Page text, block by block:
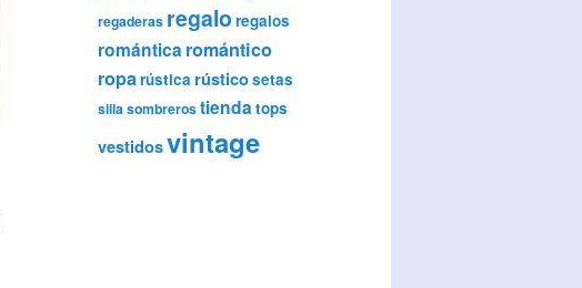
regaderas regalo regalos
romántica romántico
roparústica rústicosetas
sillasombrerostienda tops
vestidosvintage